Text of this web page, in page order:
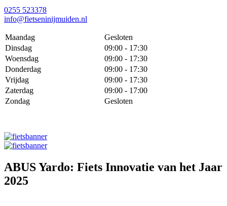
0255 523378
info@fietseninijmuiden.nl
Maandag
Gesloten
Dinsdag
09:00 - 17:30
Woensdag
09:00 - 17:30
Donderdag
09:00 - 17:30
Vrijdag
09:00 - 17:30
Zaterdag
09:00 - 17:00
Zondag
Gesloten
ABUS Yardo: Fiets Innovatie van het Jaar
2025